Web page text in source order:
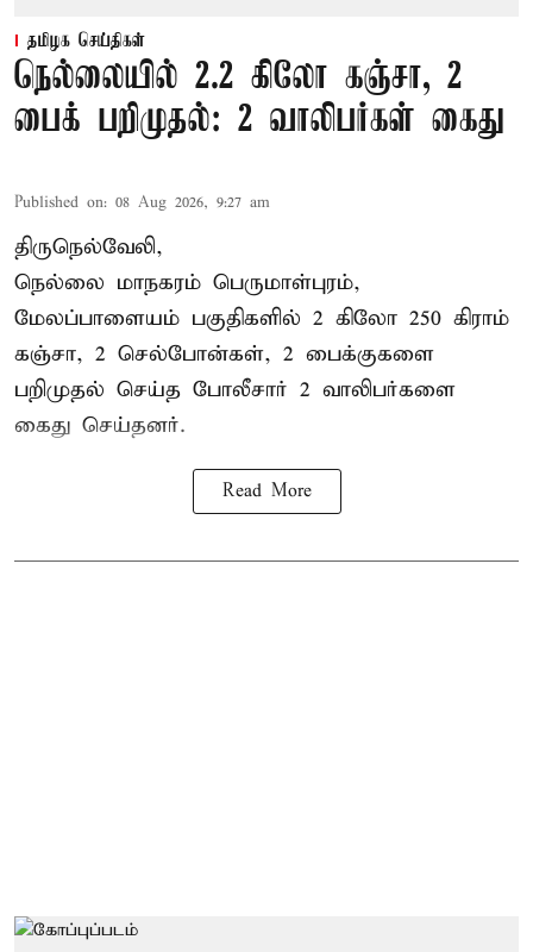
தமிழக செய்திகள்
நெல்லையில் 2.2 கிலோ கஞ்சா, 2
பைக் பறிமுதல்: 2 வாலிபர்கள் கைது
Published on: 08 Aug 2026, 9:27 am
திருநெல்வேலி,
நெல்லை மாநகரம் பெருமாள்புரம்,
மேலப்பாளையம் பகுதிகளில் 2 கிலோ 250 கிராம்
கஞ்சா, 2 செல்போன்கள், 2 பைக்குகளை
பறிமுதல் செய்த போலீசார் 2 வாலிபர்களை
கைது செய்தனர்.
Read More